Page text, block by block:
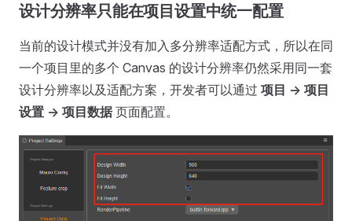
设计分辨率只能在项目设置中统一配置
当前的设计模式并没有加入多分辨率适配方式，所以在同
一个项目里的多个 Canvas 的设计分辨率仍然采用同一套
设计分辨率以及适配方案，开发者可以通过 项目 -> 项目
设置 -> 项目数据页面配置。